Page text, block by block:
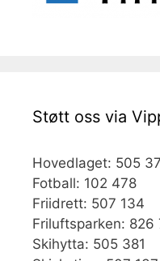
Støtt oss via
Hovedlaget: 505
Fotball: 102 478
Friidrett: 507 134
Friluftsparken:
Skihytta: 505 381